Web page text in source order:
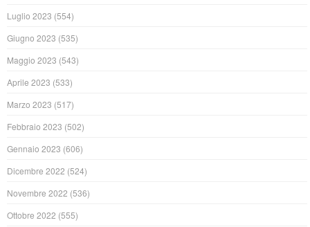
Luglio 2023 (554)
Giugno 2023 (535)
Maggio 2023 (543)
Aprile 2023 (533)
Marzo 2023 (517)
Febbraio 2023 (502)
Gennaio 2023 (606)
Dicembre 2022 (524)
Novembre 2022 (536)
Ottobre 2022 (555)